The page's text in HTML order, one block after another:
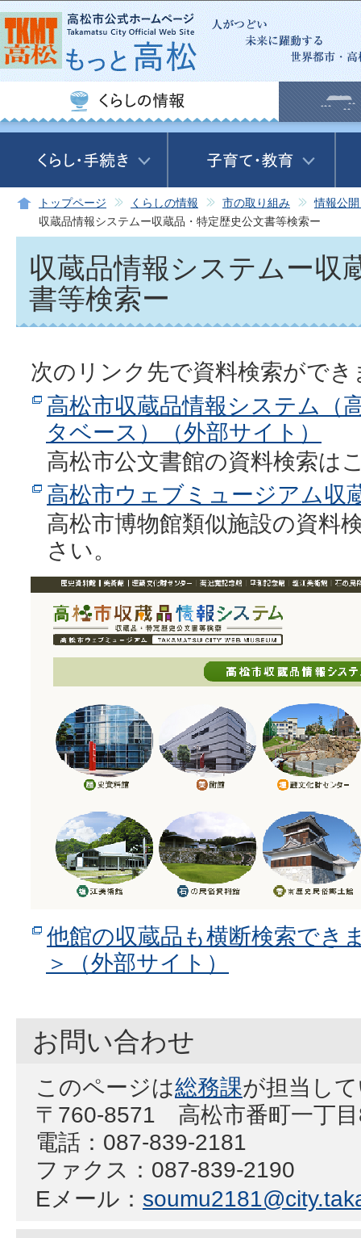
この
トップページ くらしの情報 市の取り組み
情報公
収蔵品情報システムー収蔵品・特定歴史公文書等検索ー
収蔵品情報システムー収
書等検索ー
次のリンク先で資料検索ができ
高松市収蔵品情報システム（
タベース）（外部サイト）
高松市公文書館の資料検索は
高松市ウェブミュージアム収
高松市博物館類似施設の資料
さい。
他館の収蔵品も横断検索でき
＞（外部サイト）
お問い合わせ
このページは総務課が担当し
〒760-8571 高松市番町一丁
電話：087-839-2181
ファクス：087-839-2190
Eメール：